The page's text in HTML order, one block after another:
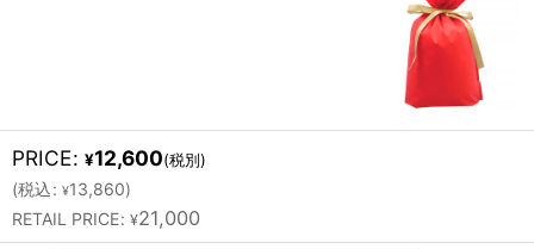
PRICE: ¥12,600(税別)
(税込: ¥13,860)
RETAIL PRICE: ¥21,000